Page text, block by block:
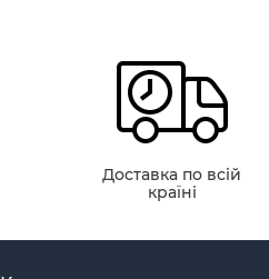
Доставка по всій
країні